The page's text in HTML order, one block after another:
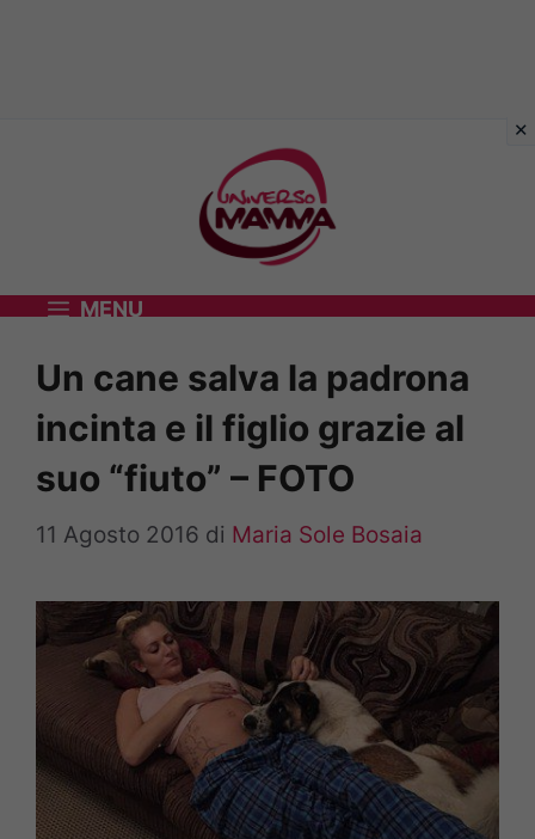
MENU
Un cane salva la padrona
incinta e il figlio grazie al
suo “fiuto” – FOTO
11 Agosto 2016 di Maria Sole Bosaia